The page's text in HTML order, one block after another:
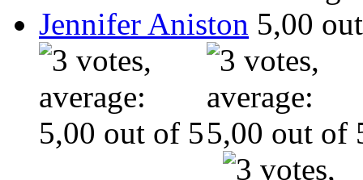
Jennifer Aniston